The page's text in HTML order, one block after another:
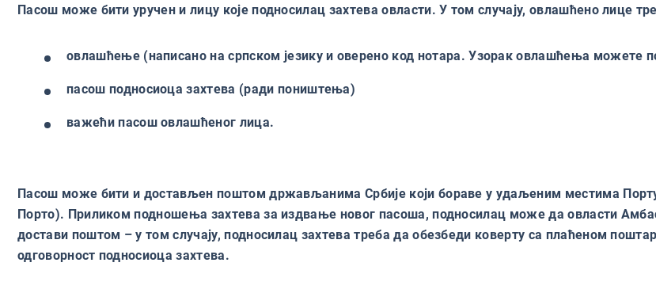
Пасош може бити уручен и лицу које подносилац захтева овласти. У том случају, овлашћено лице
овлашћење (написано на српском језику и оверено код нотара. Узорак овлашћења можете
пасош подносиоца захтева (ради поништења)
важећи пасош овлашћеног лица.
Пасош може бити и достављен поштом држављанима Србије који бораве у удаљеним местима
Порто). Приликом подношења захтева за издвање новог пасоша, подносилац може да овласти
достави поштом – у том случају, подносилац захтева треба да обезбеди коверту са плаћеном
одговорност подносиоца захтева.